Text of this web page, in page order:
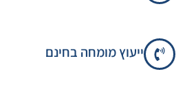
ייעוץ מומחה בחינם